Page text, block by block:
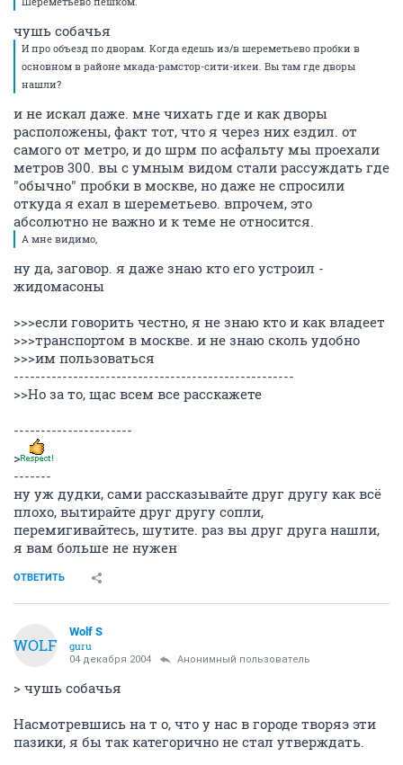
чушь собачья
И про объезд по дворам. Когда едешь из/в шереметьево пробки в
основном в районе мкада-рамстор-сити-икеи. Вы там где дворы
нашли?
и не искал даже. мне чихать где и как дворы
расположены, факт тот, что я через них ездил. от
самого от метро, и до шрм по асфальту мы проехали
метров 300. вы с умным видом стали рассуждать где
"обычно" пробки в москве, но даже не спросили
откуда я ехал в шереметьево. впрочем, это
абсолютно не важно и к теме не относится.
А мне видимо,
ну да, заговор. я даже знаю кто его устроил -
жидомасоны
>>>если говорить честно, я не знаю кто и как владеет
>>>транспортом в москве. и не знаю сколь удобно
>>>им пользоваться
----------------------------------------------------
>>Но за то, щас всем все расскажете
----------------------
>
-------
ну уж дудки, сами рассказывайте друг другу как всё
плохо, вытирайте друг другу сопли,
перемигивайтесь, шутите. раз вы друг друга нашли,
я вам больше не нужен
ОТВЕТИТЬ
WOLF
Wolf S
guru
04 декабря 2004 Анонимный пользователь
> чушь собачья
Насмотревшись на т о, что у нас в городе творяэ эти
пазики, я бы так категорично не стал утверждать.